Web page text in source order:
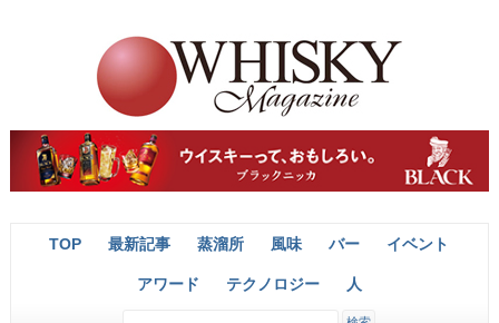
TOP 最新記事 蒸溜所 風味 バー イベント
アワード テクノロジー 人